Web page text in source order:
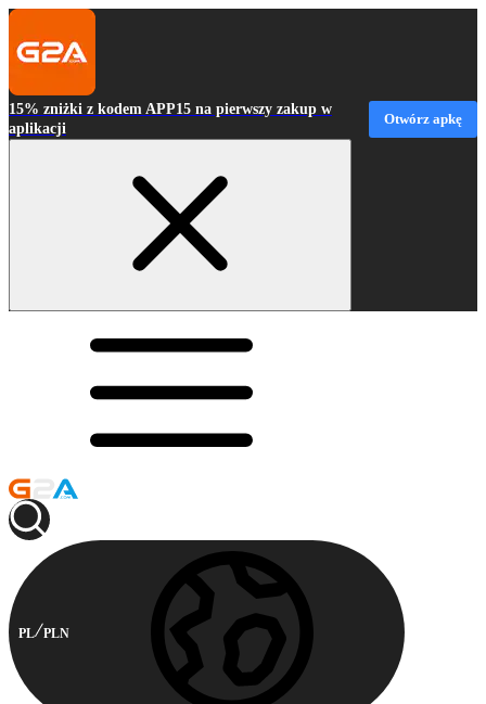
15% zniżki z kodem APP15 na pierwszy zakup w
aplikacji
Otwórz apkę
PL PLN